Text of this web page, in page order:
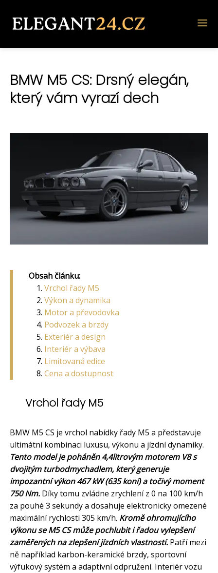
BMW M5 CS: Drsný elegán,
který vám vyrazí dech
Obsah článku:
Vrchol řady M5
Výkon a dynamika
Motor a převodovka
Podvozek a brzdy
Exteriér a design
Interiér a výbava
Limitovaná edice
Cena a dostupnost
Vrchol řady M5
BMW M5 CS je vrchol nabídky řady M5 a představuje
ultimátní kombinaci luxusu, výkonu a jízdní dynamiky.
Tento model je poháněn 4,4litrovým motorem V8 s
dvojitým turbodmychadlem, který generuje
impozantní výkon 467 kW (635 koní) a točivý moment
750 Nm. Díky tomu zvládne zrychlení z 0 na 100 km/h
za pouhé 3 sekundy a dosahuje elektronicky omezené
maximální rychlosti 305 km/h. Kromě ohromujícího
výkonu se M5 CS může pochlubit i řadou vylepšení
zaměřených na zlepšení jízdních vlastností. Patří mezi
ně například karbon-keramické brzdy, sportovní
výfukový systém a adaptivní odpružení. Interiér vozu